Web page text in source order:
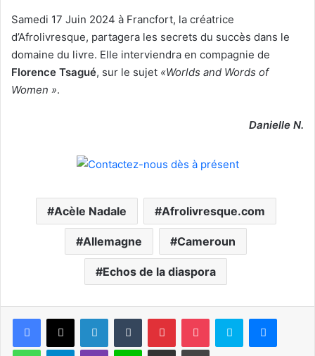
Samedi 17 Juin 2024 à Francfort, la créatrice
d’Afrolivresque, partagera les secrets du succès dans le
domaine du livre. Elle interviendra en compagnie de
Florence Tsagué, sur le sujet «Worlds and Words of
Women ».
Danielle N.
Acèle Nadale Afrolivresque.com
Allemagne Cameroun
Echos de la diaspora
Facebook
X LinkedinTumblr PinterestPocket Skype
WhatsAppTelegramViber Ligne Partager par email Imprimer